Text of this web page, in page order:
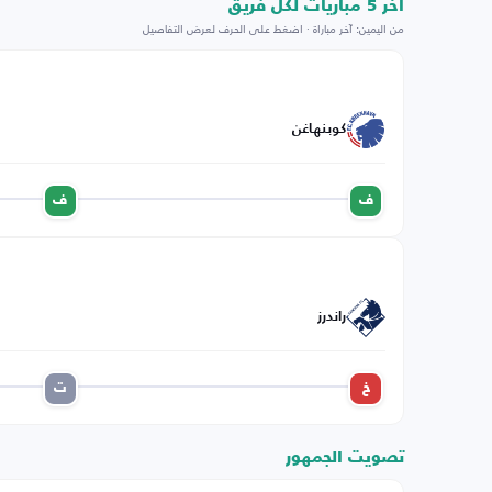
اخر 5 مباريات لكل فريق
من اليمين: آخر مباراة · اضغط على الحرف لعرض التفاصيل
كوبنهاغن
ف ف
راندرز
خ ت
تصويت الجمهور